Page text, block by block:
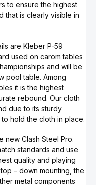
to ensure the highest
that is clearly visible in
are Kleber P-59
used on carom tables
and will be
pool table. Among
it is the highest
rebound. Our cloth
due to its sturdy
hold the cloth in place.
new Clash Steel Pro.
standards and use
quality and playing
– down mounting, the
metal components